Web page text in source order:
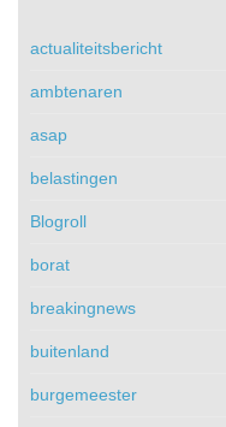
actualiteitsbericht
ambtenaren
asap
belastingen
Blogroll
borat
breakingnews
buitenland
burgemeester